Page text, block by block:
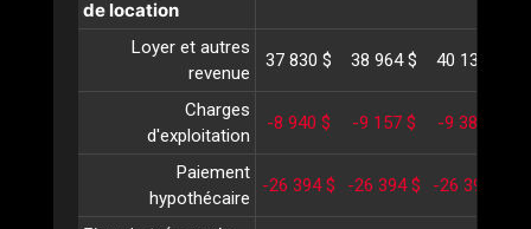
de location
Loyer et autres
revenue
37 830 $ 38 964 $ 40 133 $
Charges
d'exploitation
-8 940 $ -9 157 $ -9 381 $
Paiement
hypothécaire
-26 394 $ -26 394 $ -26 394 $